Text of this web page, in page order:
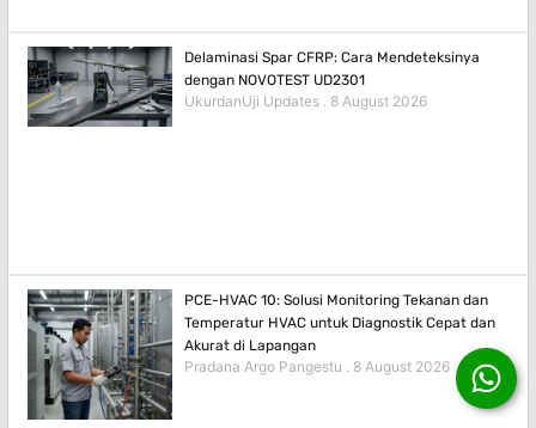
Delaminasi Spar CFRP: Cara Mendeteksinya
dengan NOVOTEST UD2301
UkurdanUji Updates 8 August 2026
PCE-HVAC 10: Solusi Monitoring Tekanan dan
Temperatur HVAC untuk Diagnostik Cepat dan
Akurat di Lapangan
Pradana Argo Pangestu 8 August 2026